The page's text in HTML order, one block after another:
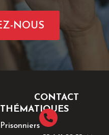
NOUS
THÉMATIQUES
Prisonniers
CONTACT